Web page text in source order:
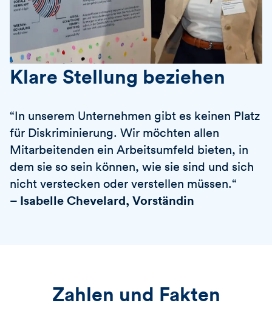
Klare Stellung beziehen
“In unserem Unternehmen gibt es keinen Platz
für Diskriminierung. Wir möchten allen
Mitarbeitenden ein Arbeitsumfeld bieten, in
dem sie so sein können, wie sie sind und sich
nicht verstecken oder verstellen müssen.“
– Isabelle Chevelard, Vorständin
Zahlen und Fakten